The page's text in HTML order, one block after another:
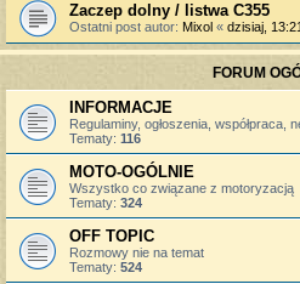
Zaczep dolny / listwa C355
Ostatni post autor: Mixol « dzisiaj,
FORUM
INFORMACJE
Regulaminy, ogłoszenia, współpraca,
Tematy: 116
MOTO-OGÓLNIE
Wszystko co związane z motoryzacją
Tematy: 324
OFF TOPIC
Rozmowy nie na temat
Tematy: 524